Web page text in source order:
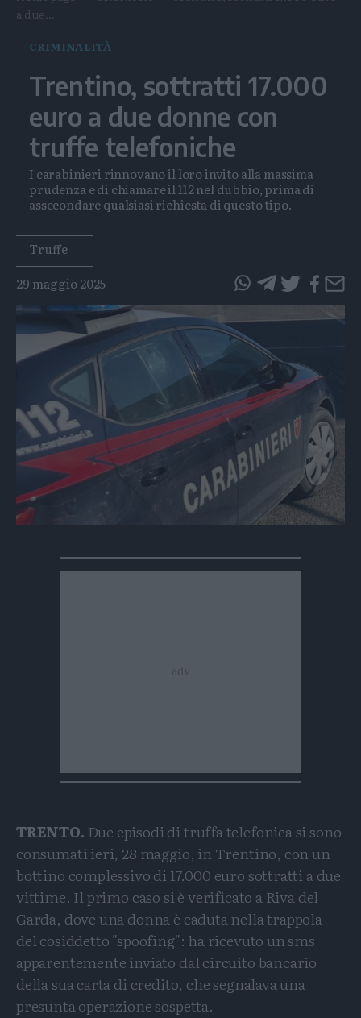
a due...
CRIMINALITÀ
Trentino, sottratti 17.000
euro a due donne con
truffe telefoniche
I carabinieri rinnovano il loro invito alla massima
prudenza e di chiamare il 112 nel dubbio, prima di
assecondare qualsiasi richiesta di questo tipo.
Tags
Truffe
29 maggio 2025
questo
articolo
su
Whatsapp
questo
articolo
Telegram
TRENTO. Due episodi di truffa telefonica si sono
consumati ieri, 28 maggio, in Trentino, con un
bottino complessivo di 17.000 euro sottratti a due
vittime. Il primo caso si è verificato a Riva del
Garda, dove una donna è caduta nella trappola
del cosiddetto "spoofing": ha ricevuto un sms
apparentemente inviato dal circuito bancario
della sua carta di credito, che segnalava una
presunta operazione sospetta.